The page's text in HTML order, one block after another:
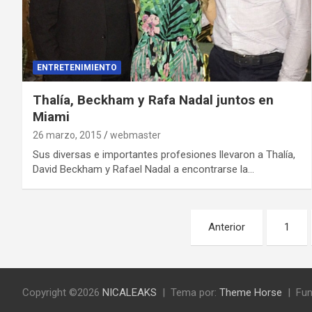
ENTRETENIMIENTO
Thalía, Beckham y Rafa Nadal juntos en
Miami
26 marzo, 2015 webmaster
Sus diversas e importantes profesiones llevaron a Thalía,
David Beckham y Rafael Nadal a encontrarse la…
Anterior 1
Copyright ©2026 NICALEAKS Tema por: Theme Horse